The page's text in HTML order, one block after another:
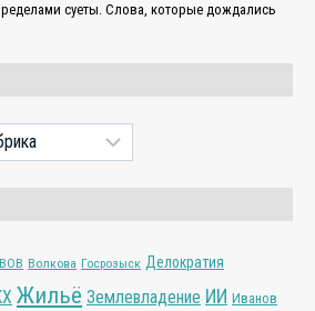
суеты. Слова, которые дождались
ВОВ Волкова Госрозыск Делократия
Жильё Землевладение ИИ Иванов